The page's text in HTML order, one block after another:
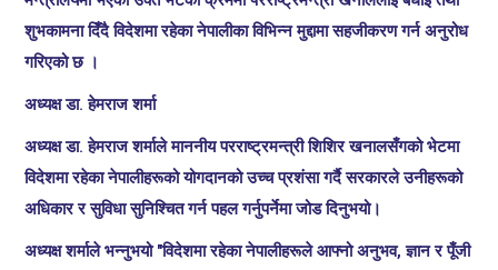
शुभकामना दिँदै विदेशमा रहेका नेपालीका विभिन्न मुद्दामा सहजीकरण गर्न अनुरोध
गरिएको छ ।
अध्यक्ष डा. हेमराज शर्मा
अध्यक्ष डा. हेमराज शर्माले माननीय परराष्ट्रमन्त्री शिशिर खनालसँगको भेटमा
विदेशमा रहेका नेपालीहरूको योगदानको उच्च प्रशंसा गर्दै सरकारले उनीहरूको
अधिकार र सुविधा सुनिश्चित गर्न पहल गर्नुपर्नेमा जोड दिनुभयो।
अध्यक्ष शर्माले भन्नुभयो "विदेशमा रहेका नेपालीहरूले आफ्नो अनुभव, ज्ञान र पूँजी